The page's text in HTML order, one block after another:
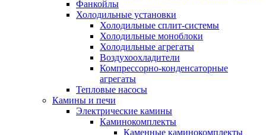
Фанкойлы
Холодильные установки
Холодильные сплит-системы
Холодильные моноблоки
Холодильные агрегаты
Воздухоохладители
Компрессорно-конденсаторные
агрегаты
Тепловые насосы
Камины и печи
Электрические камины
Каминокомплекты
Каменные каминокомплекты